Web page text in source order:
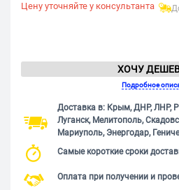
Цену уточняйте у консультанта
ХОЧУ
Подробное
Доставка в: Крым, ДНР, ЛНР,
Луганск, Мелитополь,
Мариуполь, Энергодар,
Самые короткие сроки
Оплата при получении и